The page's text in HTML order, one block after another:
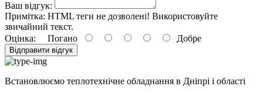
Ваш відгук:
Примітка: HTML теги не дозволені! Використовуйте
звичайний текст.
Оцінка: Погано Добре
Відправити відгук
Встановлюємо теплотехнічне обладнання в Дніпрі і області